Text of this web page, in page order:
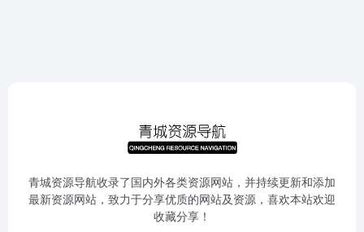
青城资源导航收录了国内外各类资源网站，并持续更新和添加
最新资源网站，致力于分享优质的网站及资源，喜欢本站欢迎
收藏分享！